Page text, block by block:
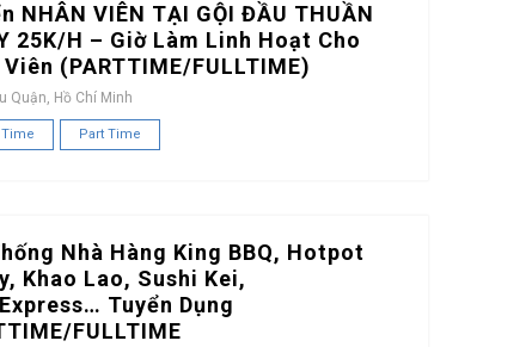
NHÂN VIÊN TẠI GỘI ĐẦU THUẦN
25K/H – Giờ Làm Linh Hoạt Cho
(PARTTIME/FULLTIME)
Quận, Hồ Chí Minh
Part Time
Nhà Hàng King BBQ, Hotpot
Khao Lao, Sushi Kei,
Tuyển Dụng
FULLTIME